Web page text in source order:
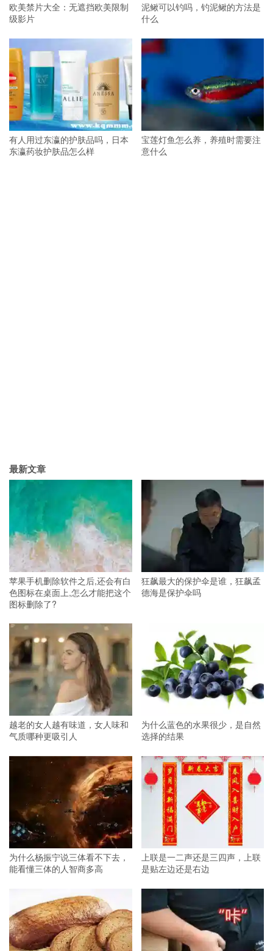
欧美禁片大全：无遮挡欧美限制
级影片
泥鳅可以钓吗，钓泥鳅的方法是
什么
有人用过东瀛的护肤品吗，日本
东瀛药妆护肤品怎么样
宝莲灯鱼怎么养，养殖时需要注
意什么
最新文章
苹果手机删除软件之后,还会有白
色图标在桌面上,怎么才能把这个
图标删除了?
狂飙最大的保护伞是谁，狂飙孟
德海是保护伞吗
越老的女人越有味道，女人味和
气质哪种更吸引人
为什么蓝色的水果很少，是自然
选择的结果
为什么杨振宁说三体看不下去，
能看懂三体的人智商多高
上联是一二声还是三四声，上联
是贴左边还是右边